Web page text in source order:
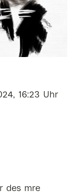
16:23 Uhr
des mre